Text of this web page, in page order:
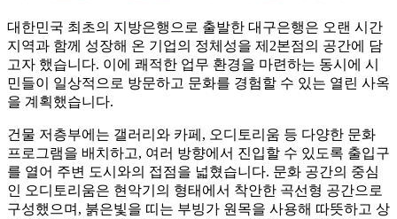
대한민국 최초의 지방은행으로 출발한 대구은행은 오랜 시간
지역과 함께 성장해 온 기업의 정체성을 제2본점의 공간에 담
고자 했습니다. 이에 쾌적한 업무 환경을 마련하는 동시에 시
민들이 일상적으로 방문하고 문화를 경험할 수 있는 열린 사옥
을 계획했습니다.
건물 저층부에는 갤러리와 카페, 오디토리움 등 다양한 문화
프로그램을 배치하고, 여러 방향에서 진입할 수 있도록 출입구
를 열어 주변 도시와의 접점을 넓혔습니다. 문화 공간의 중심
인 오디토리움은 현악기의 형태에서 착안한 곡선형 공간으로
구성했으며, 붉은빛을 띠는 부빙가 원목을 사용해 따뜻하고 상